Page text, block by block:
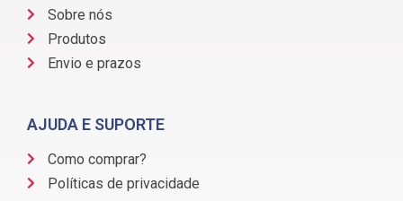
Sobre nós
Produtos
Envio e prazos
AJUDA E SUPORTE
Como comprar?
Políticas de privacidade